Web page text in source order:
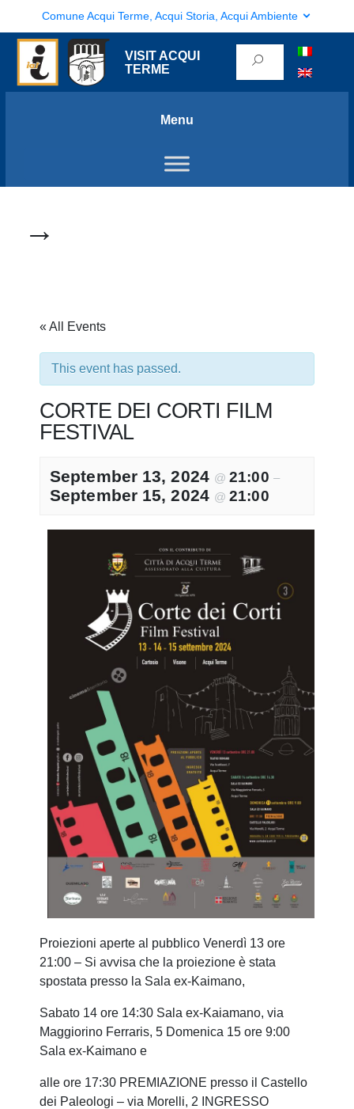
Comune Acqui Terme, Acqui Storia, Acqui Ambiente
VISIT ACQUI
TERME
Menu
→
« All Events
This event has passed.
CORTE DEI CORTI FILM
FESTIVAL
September 13, 2024 @21:00 –
September 15, 2024 @21:00
Proiezioni aperte al pubblico Venerdì 13 ore
21:00 – Si avvisa che la proiezione è stata
spostata presso la Sala ex-Kaimano,
Sabato 14 ore 14:30 Sala ex-Kaiamano, via
Maggiorino Ferraris, 5 Domenica 15 ore 9:00
Sala ex-Kaimano e
alle ore 17:30 PREMIAZIONE presso il Castello
dei Paleologi – via Morelli, 2 INGRESSO